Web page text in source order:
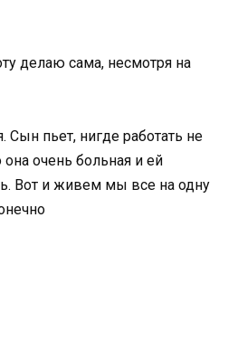
делаю сама, несмотря на
Сын пьет, нигде работать не
она очень больная и ей
Вот и живем мы все на одну